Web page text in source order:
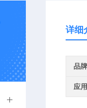
详细
品牌
应